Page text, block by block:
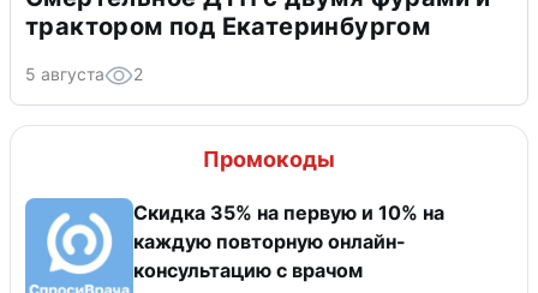
трактором под Екатеринбургом
5 августа 2
Промокоды
Скидка 35% на первую и 10% на
каждую повторную онлайн-
консультацию с врачом